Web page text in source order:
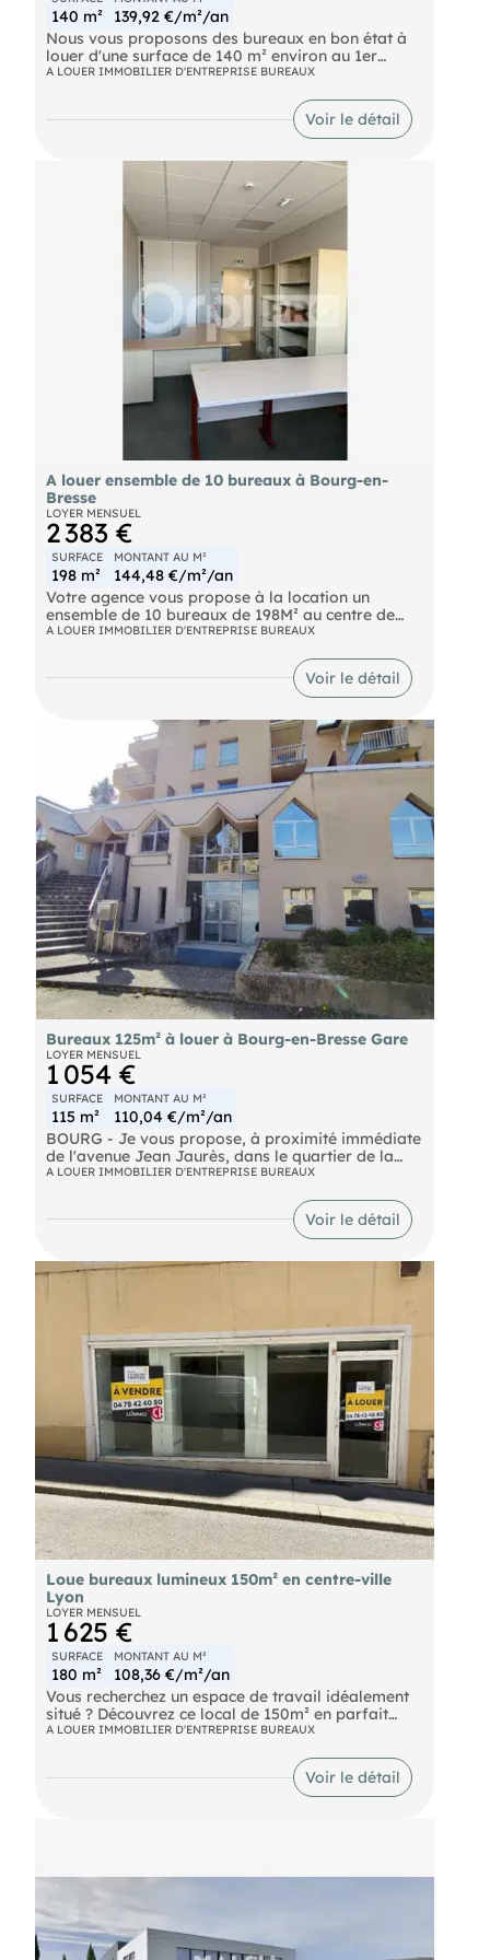
140 m²
139,92 €/m²/an
Nous vous proposons des bureaux en bon état à
louer d'une surface de 140 m² environ au 1er
étage d'un petit bâtiment de bureau indépendant ,
complètent cette offre NEYRON - Bureaux de 140
m² - A LOUER Re des bureaux en bon état à louer
d'une surface de 140 m² environ au 1er étage d'un
petit bâtiment de bureau indépendant , secteur
NEYRON LE HAUT. 8 parkings privatifs complètent
A LOUER IMMOBILIER D'ENTREPRISE BUREAUX
Voir le détail
A louer ensemble de 10 bureaux à Bourg-en-
Bresse
LOYER MENSUEL
2 383 €
SURFACE
198 m²
MONTANT AU M²
144,48 €/m²/an
Votre agence vous propose à la location un
ensemble de 10 bureaux de 198M² au centre de
Bourg-en-Bresse face au champs de foire, au
Bureaux entièrement équipés, mobilier en option,
Chauffage,électricité, ménage, alarme incendie,
ascenseur, accueil, compris dans les charges.
Parking gratuit en face, gare des bus à 100
mètres. Locaux disponibles immédiatement.
- Loyer annuel : 28598.4 €
- Charges annuelles : 15888 €
- Honoraires : 15% HT à la charge du preneur (soit
4 289,70 € HT)
A LOUER IMMOBILIER D'ENTREPRISE BUREAUX
Voir le détail
Bureaux 125m² à louer à Bourg-en-Bresse Gare
LOYER MENSUEL
1 054 €
SURFACE
115 m²
MONTANT AU M²
110,04 €/m²/an
BOURG - Je vous propose, à proximité immédiate
de l'avenue Jean Jaurès, dans le quartier de la
gare, des bureaux de 125 m², rénovés, répartis en
immédiate. Accessibilité PMR. Le bien inclut
également deux places de parking privées ainsi
qu'une place réservée aux personnes à mobilité
réduite située dans la rue. Conditions financières :
Loyer mensuel HT : 1 250Euros HT HC (paiement
HT/mois Dépôt de garantie : 2 mois de loyer HT
HC Honoraires agence : 2 250Euros HT en sus et
frais d'état des lieux (obligatoire) Bail
professionnel ou commercial
A LOUER IMMOBILIER D'ENTREPRISE BUREAUX
Voir le détail
Loue bureaux lumineux 150m² en centre-ville
Lyon
LOYER MENSUEL
1 625 €
SURFACE
180 m²
MONTANT AU M²
108,36 €/m²/an
Vous recherchez un espace de travail idéalement
situé ? Découvrez ce local de 150m² en parfait
état, à deux pas de l'avenue Alsace-Lorraine, en
avec de grands espaces modulables Emplacement
stratégique : Proximité immédiate des commerces
et transports État : Local en excellent état, prêt à
A LOUER IMMOBILIER D'ENTREPRISE BUREAUX
Voir le détail